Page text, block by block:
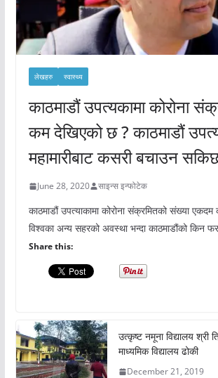
लेखहरु स्वास्थ्य
काठमाडौं उपत्यकामा कोरोना
कम देखिएको छ ? काठमाडौं
महामारीबाट कसरी बचाउन
June 28, 2020 साइन्स इन्फोटेक
काठमाडौं उपत्याकामा कोरोना संक्रमितको संख्या
विश्वका अन्य सहरको अवस्था भन्दा काठमाडौंको किन
Share this:
उत्कृष्ट नमूना विद्यालय श्री
माध्यमिक विद्यालय ढोकी
December 21, 2019